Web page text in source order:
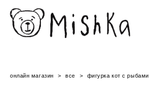
онлайн магазин > все > фигурка кот с рыбами